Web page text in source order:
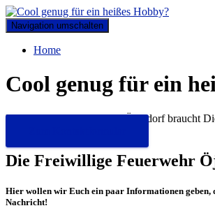
Navigation umschalten
Home
Cool genug für ein
Die Freiwillige Feuerwehr Öjendorf braucht
Die Freiwillige Feuerwehr
Hier wollen wir Euch ein paar Informationen geben,
Nachricht!